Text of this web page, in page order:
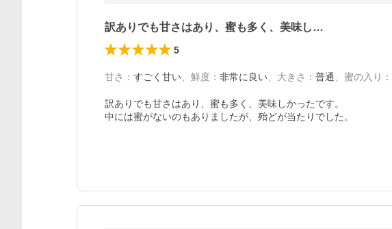
訳ありでも甘さはあり、蜜も多く、美味し…
5
甘さ ： すごく甘い 鮮度 ： 非常に良い 大きさ ： 普通 蜜の入り ：
訳ありでも甘さはあり、蜜も多く、美味しかったです。
中には蜜がないのもありましたが、殆どが当たりでした。